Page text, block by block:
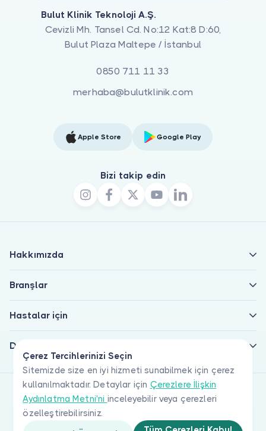
Çerez Tercihlerinizi Seçin
Sitemizde size en iyi hizmeti sunabilmek için çerez
kullanılmaktadır. Detaylar için Çerezlere İlişkin
Aydınlatma Metni'ni inceleyebilir veya çerezleri
özelleştirebilirsiniz.
Bulut Klinik Teknoloji A.Ş.
Cevizli Mh. Tansel Cd. No:12 Kat:8 D:60,
Bulut Plaza Maltepe / İstanbul
0850 711 11 33
merhaba@bulutklinik.com
Apple Store Google Play
Bizi takip edin
Hakkımızda
Branşlar
Hastalar için
Doktorlar için